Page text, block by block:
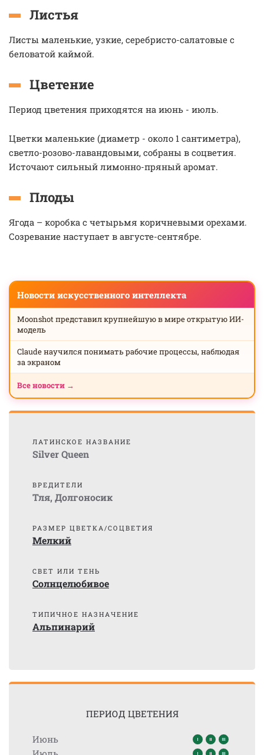
Листья
Листы маленькие, узкие, серебристо-салатовые с
беловатой каймой.
Цветение
Период цветения приходятся на июнь - июль.
Цветки маленькие (диаметр - около 1 сантиметра),
светло-розово-лавандовыми, собраны в соцветия.
Источают сильный лимонно-пряный аромат.
Плоды
Ягода – коробка с четырьмя коричневыми орехами.
Созревание наступает в августе-сентябре.
Новости искусственного интеллекта
Moonshot представил крупнейшую в мире открытую ИИ-
модель
Claude научился понимать рабочие процессы, наблюдая
за экраном
Все новости →
ЛАТИНСКОЕ НАЗВАНИЕ
Silver Queen
ВРЕДИТЕЛИ
Тля, Долгоносик
РАЗМЕР ЦВЕТКА/СОЦВЕТИЯ
Мелкий
СВЕТ ИЛИ ТЕНЬ
Солнцелюбивое
ТИПИЧНОЕ НАЗНАЧЕНИЕ
Альпинарий
ПЕРИОД ЦВЕТЕНИЯ
Июнь